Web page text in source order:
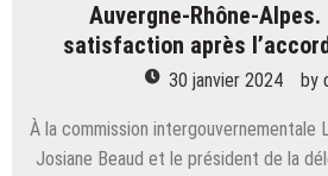
paroles
d’agriculteurs
de
régions
Auvergne-Rhône-Alpes.
satisfaction après
30 janvier 2024 by
À la commission intergouvernementale
Josiane Beaud et le président de la